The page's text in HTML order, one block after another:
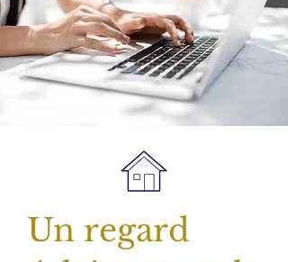
Un regard